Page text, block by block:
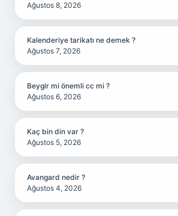
Ağustos 8, 2026
Kalenderiye tarikatı ne demek ?
Ağustos 7, 2026
Beygir mi önemli cc mi ?
Ağustos 6, 2026
Kaç bin din var ?
Ağustos 5, 2026
Avangard nedir ?
Ağustos 4, 2026